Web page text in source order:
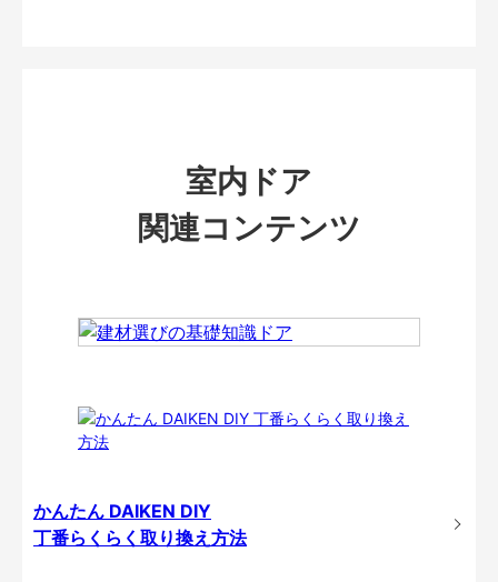
室内ドア
関連コンテンツ
かんたん DAIKEN DIY
丁番らくらく取り換え方法